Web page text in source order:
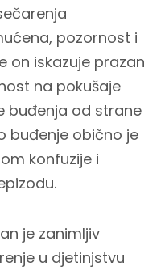
pozornost i
on iskazuje prazan
na pokušaje
buđenja od strane
buđenje obično je
konfuzije i
je zanimljiv
u djetinjstvu